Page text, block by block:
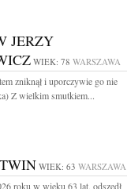
JERZY
WIEK: 78 WARSZAWA
zniknął i uporczywie go nie
Z wielkim smutkiem...
WIEK: 63 WARSZAWA
roku w wieku 63 lat, odszedł